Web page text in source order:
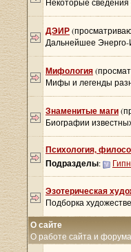
ДЭИР
Дальнейшее
Мифология
Мифы и легенды
Знаменитые маги
Биографии
Психология,
Подразделы:
Эзотерическая
Подборка
О сайте
О работе сайта и форума